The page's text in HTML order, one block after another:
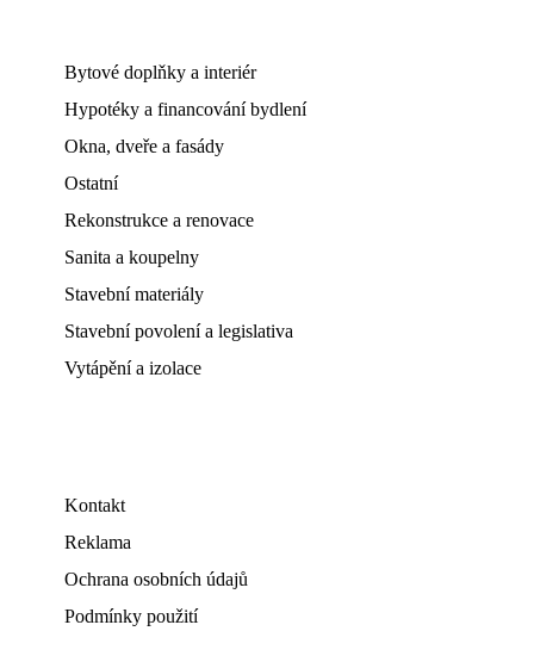
Bytové doplňky a interiér
Hypotéky a financování bydlení
Okna, dveře a fasády
Ostatní
Rekonstrukce a renovace
Sanita a koupelny
Stavební materiály
Stavební povolení a legislativa
Vytápění a izolace
Kontakt
Reklama
Ochrana osobních údajů
Podmínky použití